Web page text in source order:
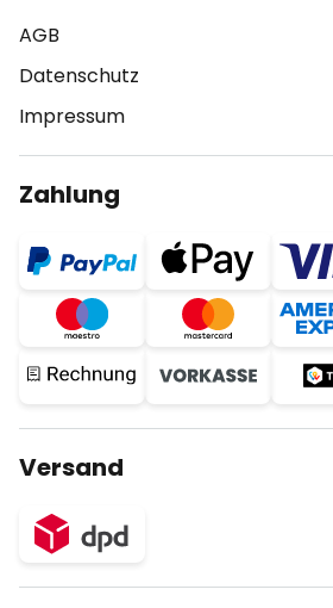
AGB
Datenschutz
Impressum
Zahlung
Versand